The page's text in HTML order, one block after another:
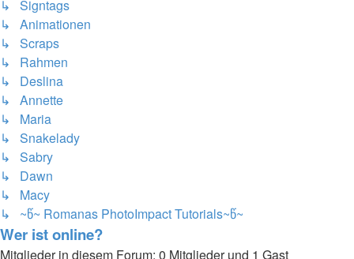
↳ Signtags
↳ Animationen
↳ Scraps
↳ Rahmen
↳ Deslina
↳ Annette
↳ Maria
↳ Snakelady
↳ Sabry
↳ Dawn
↳ Macy
↳ ~წ~ Romanas PhotoImpact Tutorials~წ~
Wer ist online?
Mitglieder in diesem Forum: 0 Mitglieder und 1 Gast